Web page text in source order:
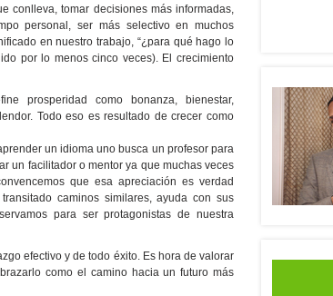
conlleva, tomar decisiones más informadas,
personal, ser más selectivo en muchos
en nuestro trabajo, “¿para qué hago lo
por lo menos cinco veces). El crecimiento
prosperidad como bonanza, bienestar,
Todo eso es resultado de crecer como
un idioma uno busca un profesor para
un facilitador o mentor ya que muchas veces
que esa apreciación es verdad
caminos similares, ayuda con sus
para ser protagonistas de nuestra
efectivo y de todo éxito. Es hora de valorar
como el camino hacia un futuro más